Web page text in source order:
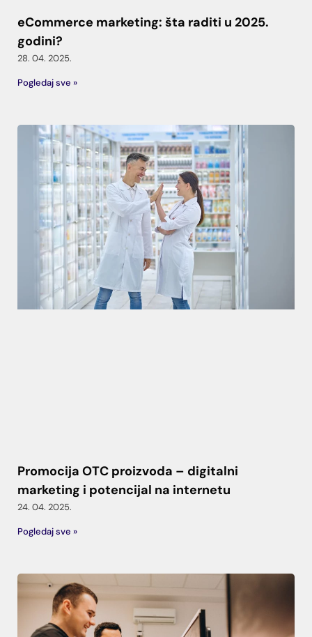
eCommerce marketing: šta raditi u 2025.
godini?
28. 04. 2025.
Pogledaj sve »
Promocija OTC proizvoda – digitalni
marketing i potencijal na internetu
24. 04. 2025.
Pogledaj sve »